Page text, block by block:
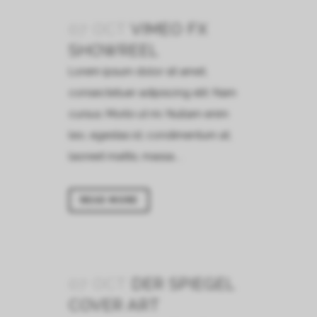
VIMEO FX
SHOWREEL
Lorem ipsum dolor sit amet,
consectetuer adipiscing elit. Nam
cursus. Morbi ut mi. Nullam enim
leo, egestas id, condimentum at,
laoreet mattis, massa....
DER SPIEGEL
COVER ART